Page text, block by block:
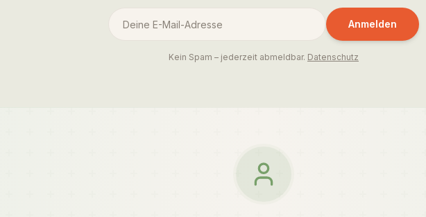
Anmelden
Kein Spam – jederzeit abmeldbar. Datenschutz